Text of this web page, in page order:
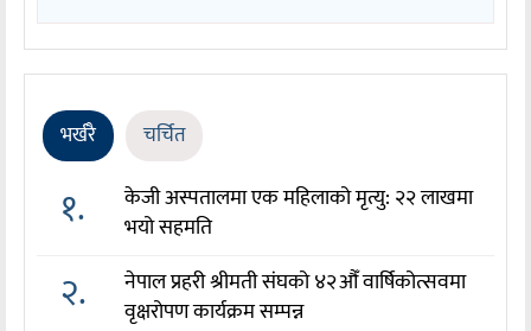
भर्खरै चर्चित
१.
केजी अस्पतालमा एक महिलाको मृत्यु: २२ लाखमा
भयो सहमति
२.
नेपाल प्रहरी श्रीमती संघको ४२औँ वार्षिकोत्सवमा
वृक्षरोपण कार्यक्रम सम्पन्न